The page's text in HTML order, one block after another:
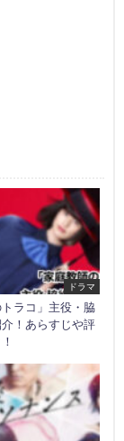
ドラマ
トラコ」主役・脇
！あらすじや評